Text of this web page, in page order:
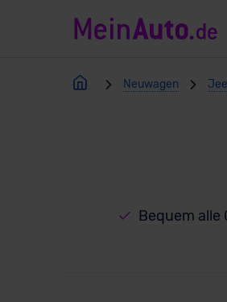
Neuwagen
Bequem alle